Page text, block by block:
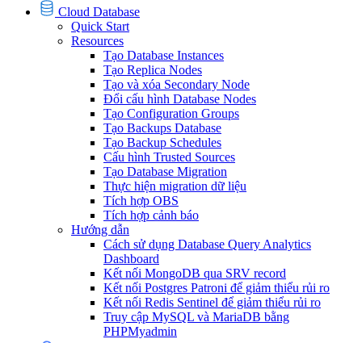
Cloud Database
Quick Start
Resources
Tạo Database Instances
Tạo Replica Nodes
Tạo và xóa Secondary Node
Đổi cấu hình Database Nodes
Tạo Configuration Groups
Tạo Backups Database
Tạo Backup Schedules
Cấu hình Trusted Sources
Tạo Database Migration
Thực hiện migration dữ liệu
Tích hợp OBS
Tích hợp cảnh báo
Hướng dẫn
Cách sử dụng Database Query Analytics
Dashboard
Kết nối MongoDB qua SRV record
Kết nối Postgres Patroni để giảm thiểu rủi ro
Kết nối Redis Sentinel để giảm thiểu rủi ro
Truy cập MySQL và MariaDB bằng
PHPMyadmin